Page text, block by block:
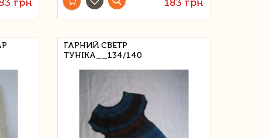
ГАРНИЙ СВЕТР
ТУНІКА__134/140